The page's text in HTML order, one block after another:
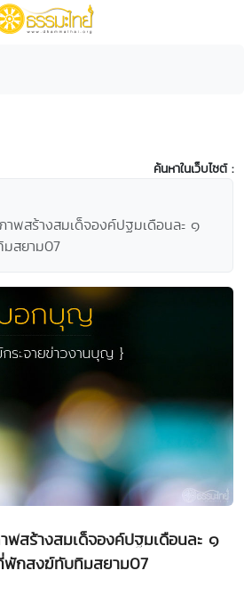
ค้นหาในเว็บไซต์ :
าพสร้างสมเด็จองค์ปฐมเดือนละ ๑
สยาม07
พสร้างสมเด็จองค์ปฐมเดือนละ ๑
กสงฆ์ทับทิมสยาม07